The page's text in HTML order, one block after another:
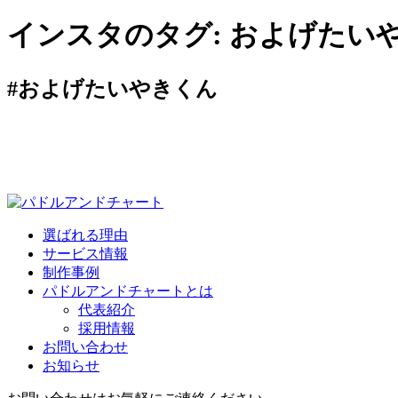
インスタのタグ: およげたい
#およげたいやきくん
選ばれる理由
サービス情報
制作事例
パドルアンドチャートとは
代表紹介
採用情報
お問い合わせ
お知らせ